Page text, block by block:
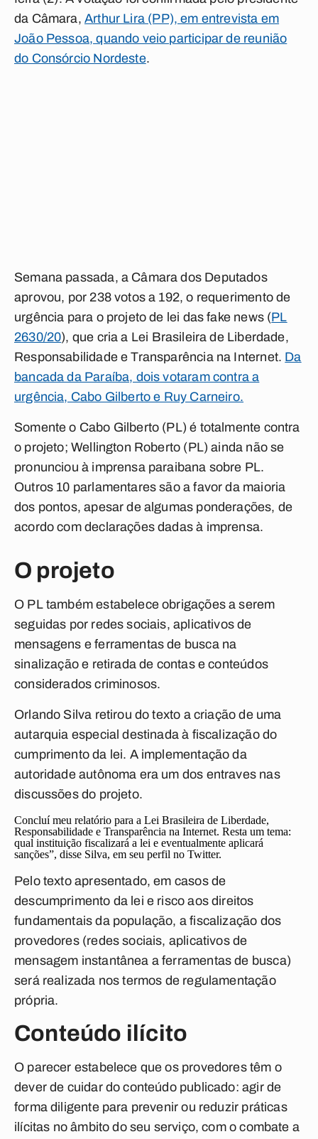
da Câmara, Arthur Lira (PP), em entrevista em
João Pessoa, quando veio participar de reunião
do Consórcio Nordeste.
Semana passada, a Câmara dos Deputados
aprovou, por 238 votos a 192, o requerimento de
urgência para o projeto de lei das fake news (PL
2630/20), que cria a Lei Brasileira de Liberdade,
Responsabilidade e Transparência na Internet. Da
bancada da Paraíba, dois votaram contra a
urgência, Cabo Gilberto e Ruy Carneiro.
Somente o Cabo Gilberto (PL) é totalmente contra
o projeto; Wellington Roberto (PL) ainda não se
pronunciou à imprensa paraibana sobre PL.
Outros 10 parlamentares são a favor da maioria
dos pontos, apesar de algumas ponderações, de
acordo com declarações dadas à imprensa.
O projeto
O PL também estabelece obrigações a serem
seguidas por redes sociais, aplicativos de
mensagens e ferramentas de busca na
sinalização e retirada de contas e conteúdos
considerados criminosos.
Orlando Silva retirou do texto a criação de uma
autarquia especial destinada à fiscalização do
cumprimento da lei. A implementação da
autoridade autônoma era um dos entraves nas
discussões do projeto.
Concluí meu relatório para a Lei Brasileira de Liberdade,
Responsabilidade e Transparência na Internet. Resta um tema:
qual instituição fiscalizará a lei e eventualmente aplicará
sanções”, disse Silva, em seu perfil no Twitter.
Pelo texto apresentado, em casos de
descumprimento da lei e risco aos direitos
fundamentais da população, a fiscalização dos
provedores (redes sociais, aplicativos de
mensagem instantânea a ferramentas de busca)
será realizada nos termos de regulamentação
própria.
Conteúdo ilícito
O parecer estabelece que os provedores têm o
dever de cuidar do conteúdo publicado: agir de
forma diligente para prevenir ou reduzir práticas
ilícitas no âmbito do seu serviço, com o combate a